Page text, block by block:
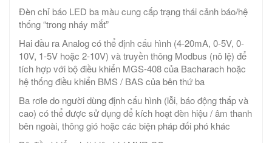
Đèn chỉ báo LED ba màu cung cấp trạng thái cảnh báo/hệ
thống “trong nháy mắt”
Hai đầu ra Analog có thể định cấu hình (4-20mA, 0-5V, 0-
10V, 1-5V hoặc 2-10V) và truyền thông Modbus (nô lệ) để
tích hợp với bộ điều khiển MGS-408 của Bacharach hoặc
hệ thống điều khiển BMS / BAS của bên thứ ba
Ba rơle do người dùng định cấu hình (lỗi, báo động thấp và
cao) có thể được sử dụng để kích hoạt đèn hiệu / âm thanh
bên ngoài, thông gió hoặc các biện pháp đối phó khác